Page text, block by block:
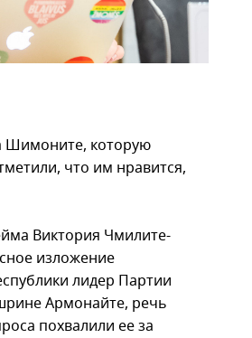
Шимоните, которую
что им нравится,
Виктория Чмилите-
изложение
лидер Партии
Армонайте, речь
похвалили ее за